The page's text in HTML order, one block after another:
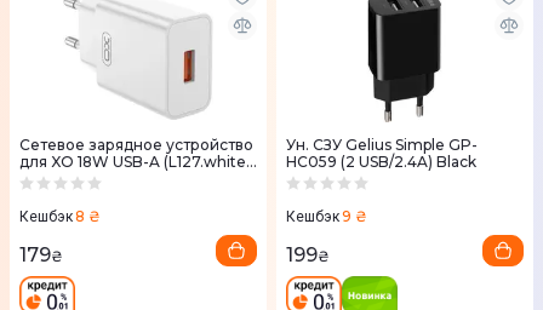
Сетевое зарядное устройство
для XO 18W USB-A (L127.white)
белый
Кешбэк8 ₴
179₴
Ун. СЗУ Gelius Simple GP-
HC059 (2 USB/2.4A) Black
Кешбэк9 ₴
199₴